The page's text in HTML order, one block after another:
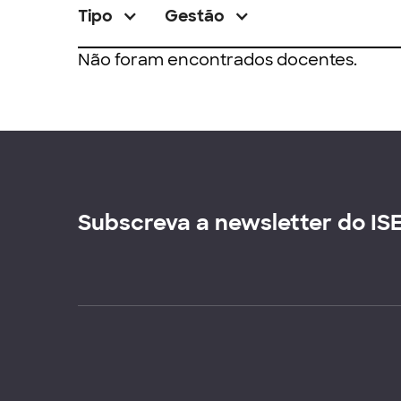
Tipo Gestão
Não foram encontrados docentes.
Subscreva a newsletter do